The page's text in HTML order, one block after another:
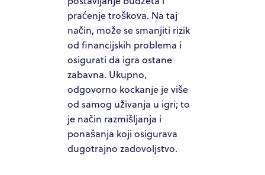
praćenje troškova. Na taj
način, može se smanjiti rizik
od financijskih problema i
osigurati da igra ostane
zabavna. Ukupno,
odgovorno kockanje je više
od samog uživanja u igri; to
je način razmišljanja i
ponašanja koji osigurava
dugotrajno zadovoljstvo.